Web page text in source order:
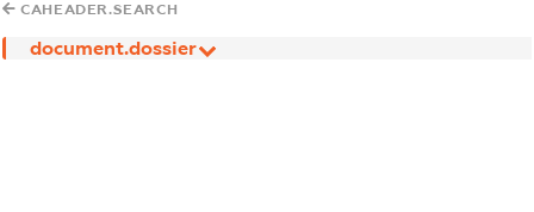
CAHEADER.SEARCH
document.dossier